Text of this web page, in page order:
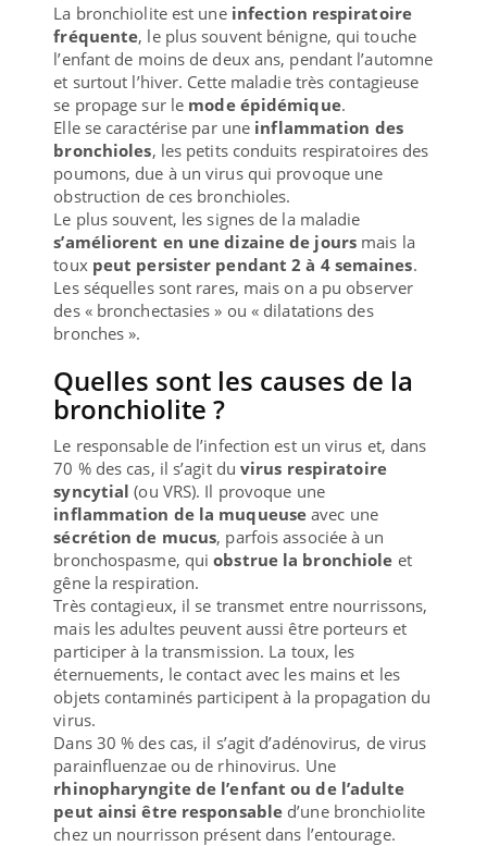
La bronchiolite est une infection respiratoire
fréquente, le plus souvent bénigne, qui touche
l’enfant de moins de deux ans, pendant l’automne
et surtout l’hiver. Cette maladie très contagieuse
se propage sur le mode épidémique.
Elle se caractérise par une inflammation des
bronchioles, les petits conduits respiratoires des
poumons, due à un virus qui provoque une
obstruction de ces bronchioles.
Le plus souvent, les signes de la maladie
s’améliorent en une dizaine de jours mais la
toux peut persister pendant 2 à 4 semaines.
Les séquelles sont rares, mais on a pu observer
des « bronchectasies » ou « dilatations des
bronches ».
Quelles sont les causes de la
bronchiolite ?
Le responsable de l’infection est un virus et, dans
70 % des cas, il s’agit duvirus respiratoire
syncytial (ou VRS). Il provoque une
inflammation de la muqueuse avec une
sécrétion de mucus, parfois associée à un
bronchospasme, quiobstrue la bronchiole et
gêne la respiration.
Très contagieux, il se transmet entre nourrissons,
mais les adultes peuvent aussi être porteurs et
participer à la transmission. La toux, les
éternuements, le contact avec les mains et les
objets contaminés participent à la propagation du
virus.
Dans 30 % des cas, il s’agit d’adénovirus, de virus
parainfluenzae ou de rhinovirus. Une
rhinopharyngite de l’enfant ou de l’adulte
peut ainsi être responsable d’une bronchiolite
chez un nourrisson présent dans l’entourage.